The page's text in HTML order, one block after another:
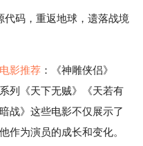
码，重返地球，遗落战境
电影推荐 ：《神雕侠侣》
列《天下无贼》《天若有
战》这些电影不仅展示了
作为演员的成长和变化。